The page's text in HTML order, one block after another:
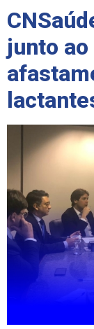
junto ao